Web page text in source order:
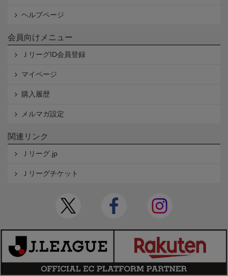
ヘルプページ
会員向けメニュー
ＪリーグID会員登録
マイページ
購入履歴
メルマガ設定
関連リンク
Ｊリーグ.jp
Ｊリーグチケット